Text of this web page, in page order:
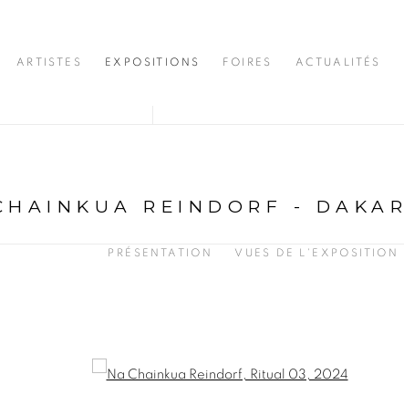
ARTISTES EXPOSITIONS FOIRES ACTUALITÉS
REINDORF - DAKAR
PRÉSENTATION VUES DE L'EXPOSITION